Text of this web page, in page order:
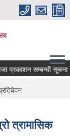
सम्बन्धी सूचना ।
त्रामासिक